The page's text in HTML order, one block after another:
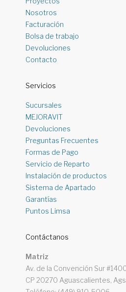
Nosotros
Facturación
Bolsa de trabajo
Devoluciones
Contacto
Servicios
Sucursales
MEJORAVIT
Devoluciones
Preguntas Frecuentes
Formas de Pago
Servicio de Reparto
Instalación de productos
Sistema de Apartado
Garantías
Puntos Limsa
Contáctanos
Matriz
Av. de la Convención Sur
CP 20270 Aguascalientes,